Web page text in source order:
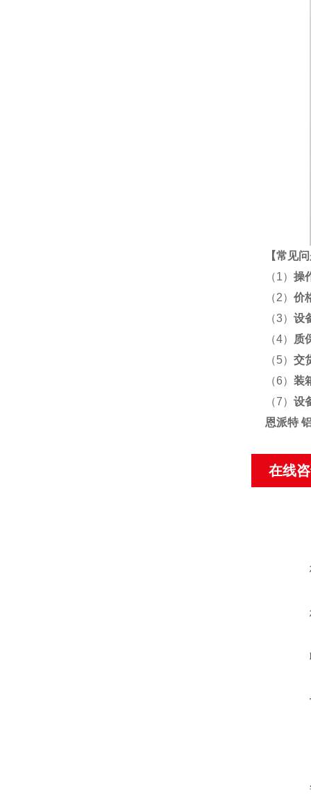
【常见
（1） 操
（2） 价
（3） 设
（4）
质
（5） 交
（6） 装
（7） 设
恩派特
在线